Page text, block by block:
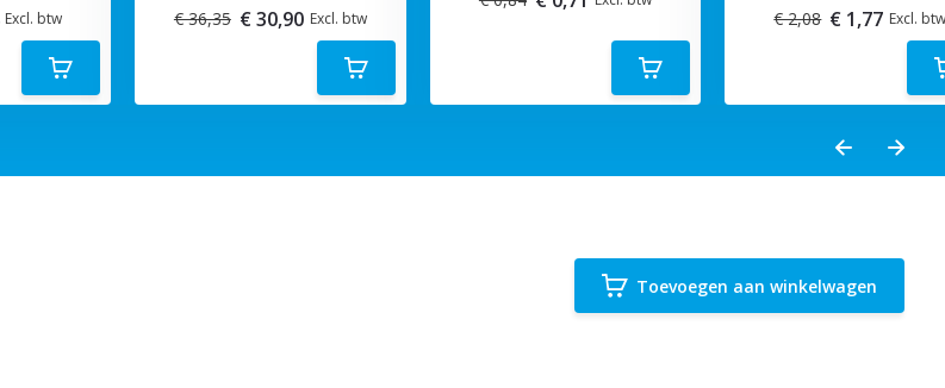
Excl. btw
€ 36,35 € 30,90 Excl. btw
€ 2,08 € 1,77 Excl.
Toevoegen aan winkelwagen